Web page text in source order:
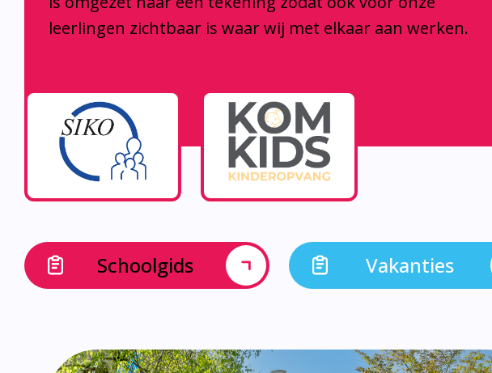
leerlingen zichtbaar is waar wij met elkaar aan werken.
Schoolgids Vakanties